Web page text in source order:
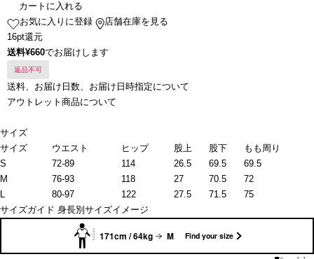
カートに入れる
お気に入りに登録
店舗在庫を見る
16pt還元
送料¥660でお届けします
返品不可
送料、お届け日数、お届け日時指定について
アウトレット商品について
サイズ
サイズ
ウエスト ヒップ 股上 股下
もも周り
S
72-89 114 26.5 69.5
69.5
M
76-93 118 27 70.5
72
L
80-97 122 27.5 71.5
75
サイズガイド 身長別サイズイメージ
171cm / 64kg M Find your size